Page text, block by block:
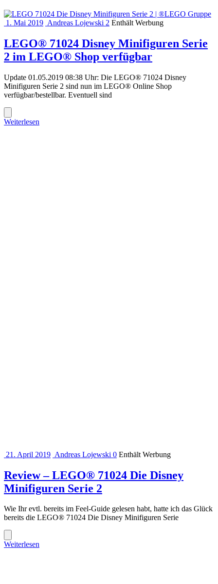
1. Mai 2019 Andreas Lojewski 2 Enthält Werbung
LEGO® 71024 Disney Minifiguren Serie
2 im LEGO® Shop verfügbar
Update 01.05.2019 08:38 Uhr: Die LEGO® 71024 Disney
Minifiguren Serie 2 sind nun im LEGO® Online Shop
verfügbar/bestellbar. Eventuell sind
Weiterlesen
21. April 2019 Andreas Lojewski 0 Enthält Werbung
Review – LEGO® 71024 Die Disney
Minifiguren Serie 2
Wie Ihr evtl. bereits im Feel-Guide gelesen habt, hatte ich das Glück
bereits die LEGO® 71024 Die Disney Minifiguren Serie
Weiterlesen